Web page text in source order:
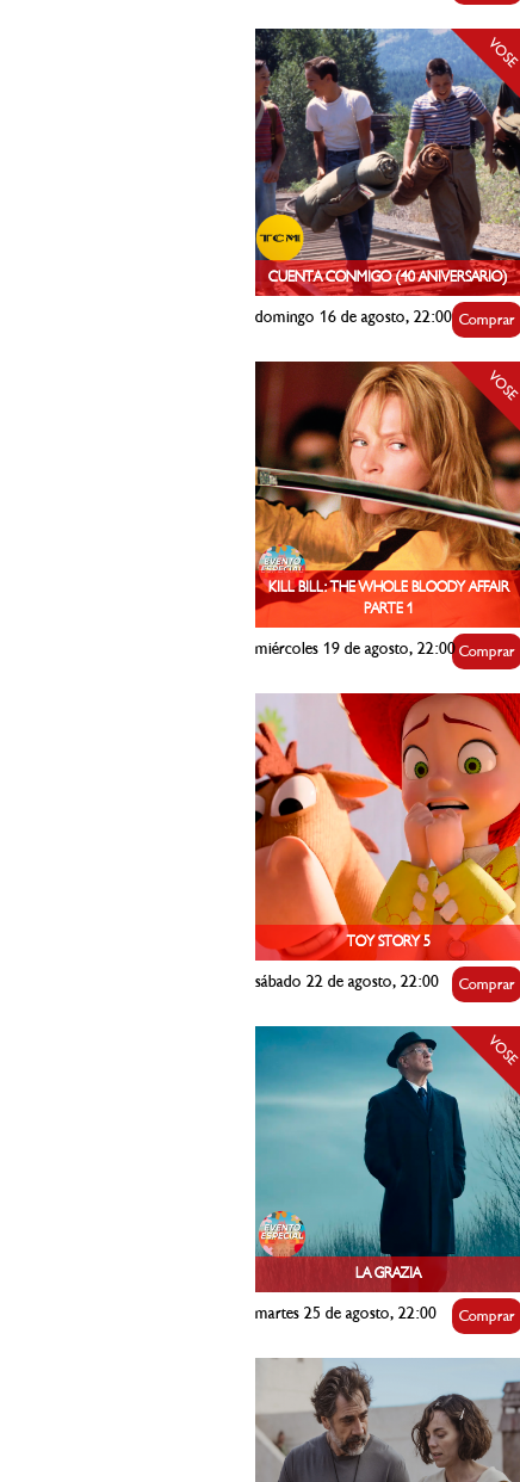
CUENTA CONMIGO (40 ANIVERSARIO)
VOSE
domingo 16 de agosto, 22:00 Comprar
KILL BILL: THE WHOLE BLOODY AFFAIR
PARTE 1
VOSE
miércoles 19 de agosto, 22:00Comprar
TOY STORY 5
sábado 22 de agosto, 22:00 Comprar
LA GRAZIA
VOSE
martes 25 de agosto, 22:00 Comprar